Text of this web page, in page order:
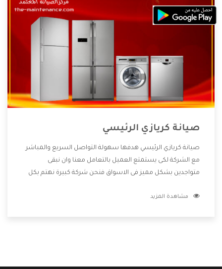
صيانة كريازي الرئيسي
صيانة كريازي الرئيسي هدفها سهولة التواصل السريع والمباشر
مع الشركة لكى يستمتع العميل بالتعامل معنا وان نبقى
متواجدين بشكل مميز فى الاسواق فنحن شركة كبيرة نهتم بكل
الشركة بها والتى تكون منها خدمة الصيانة التى تكون من أهم
مشاهدة المزيد